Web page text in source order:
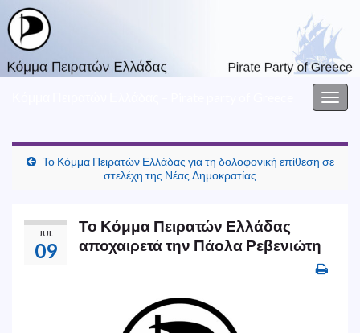
Το Κόμμα Πειρατών Ελλάδας για τη δολοφονική επίθεση σε
στελέχη της Νέας Δημοκρατίας
JUL
09
Το Κόμμα Πειρατών Ελλάδας
αποχαιρετά την Πάολα Ρεβενιώτη